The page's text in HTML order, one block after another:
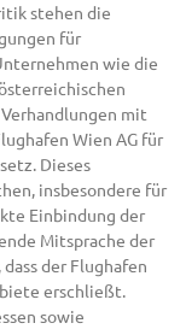
stehen die
für
wie die
mit
Wien AG für
Dieses
insbesondere für
Einbindung der
Mitsprache der
der Flughafen
erschließt.
sowie